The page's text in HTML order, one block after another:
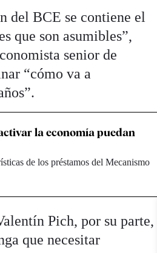
del BCE se contiene el
que son asumibles”,
senior de
“cómo va a
la economía puedan
de los préstamos del Mecanismo
Pich, por su parte,
que necesitar